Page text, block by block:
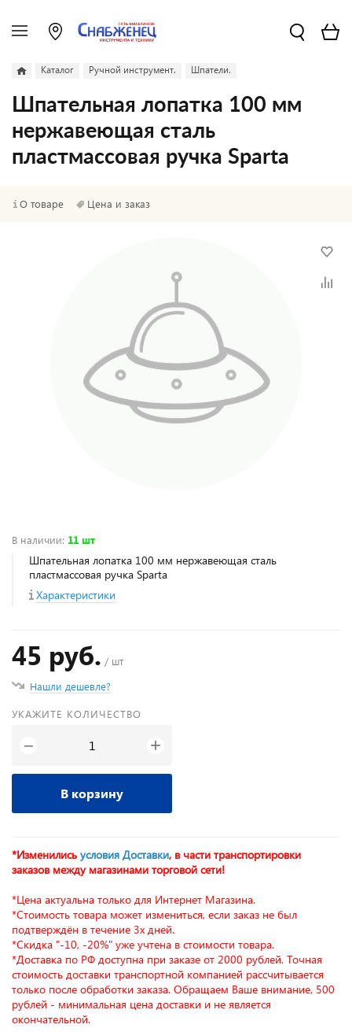
Каталог Ручной инструмент. Шпатели.
Шпательная лопатка 100 мм
нержавеющая сталь
пластмассовая ручка Sparta
О товаре Цена и заказ
В наличии: 11 шт
Шпательная лопатка 100 мм нержавеющая сталь
пластмассовая ручка Sparta
Характеристики
45 руб. / шт
Нашли дешевле?
УКАЖИТЕ КОЛИЧЕСТВО
− +
В корзину
*Изменились условия Доставки, в части транспортировки
заказов между магазинами торговой сети!
*Цена актуальна только для Интернет Магазина.
*Стоимость товара может измениться, если заказ не был
подтверждён в течение 3х дней.
*Скидка "-10, -20%" уже учтена в стоимости товара.
*Доставка по РФ доступна при заказе от 2000 рублей. Точная
стоимость доставки транспортной компанией рассчитывается
только после обработки заказа. Обращаем Ваше внимание, 500
рублей - минимальная цена доставки и не является
окончательной.